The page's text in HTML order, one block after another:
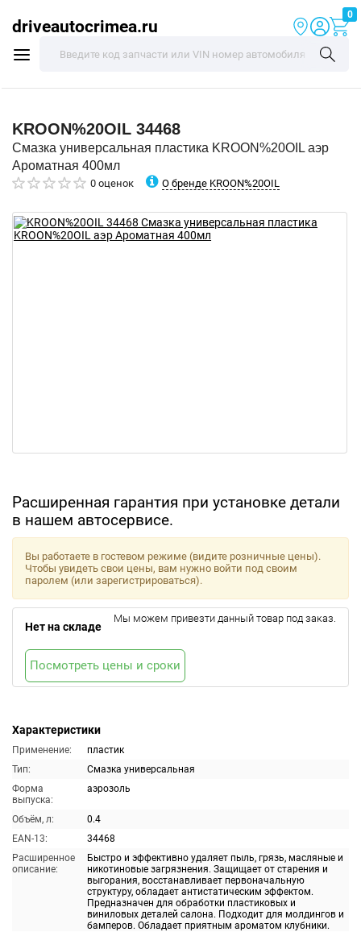
driveautocrimea.ru
0
KROON%20OIL 34468
Смазка универсальная пластика KROON%20OIL аэр
Ароматная 400мл
0 оценок О бренде KROON%20OIL
Расширенная гарантия при установке детали
в нашем автосервисе.
Характеристики
Применение:
пластик
Тип:
Смазка универсальная
Форма
выпуска:
аэрозоль
Объём, л:
0.4
EAN-13:
34468
Расширенное
описание:
Быстро и эффективно удаляет пыль, грязь, масляные и
никотиновые загрязнения. Защищает от старения и
выгорания, восстанавливает первоначальную
структуру, обладает антистатическим эффектом.
Предназначен для обработки пластиковых и
виниловых деталей салона. Подходит для молдингов и
бамперов. Обладает приятным ароматом клубники.
Вы работаете в гостевом режиме (видите розничные цены).
Чтобы увидеть свои цены, вам нужно войти под своим
паролем (или зарегистрироваться).
Нет на складе
Мы можем привезти данный товар под заказ.
Посмотреть цены и сроки